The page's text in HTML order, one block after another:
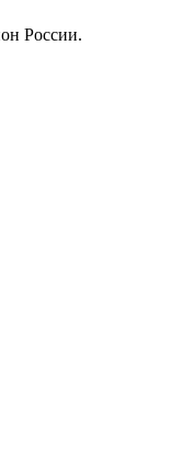
России.